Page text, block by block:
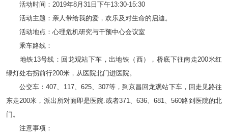
活动时间：2019年8月31日下午13:30-15:30
活动主题：亲人带给我的爱，欢乐及对生命的启迪。
活动地点：心理危机研究与干预中心会议室
乘车路线：
地铁13号线：回龙观站下车，出地铁（西），桥底下往南走200米红
绿灯处右拐前行200米，从医院北门进医院。
公交车：407、117、625、307等，到京昌回龙观站下车，回走见路往
东走200米，派出所对面即是医院.或者371、636、681、560路到医院的北
门。
注意事项：